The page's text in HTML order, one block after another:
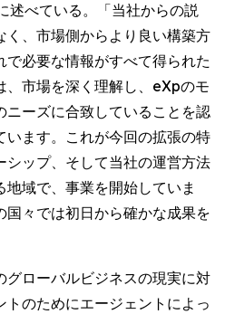
べている。「当社からの説
く、市場側からより良い構築方
必要な情報がすべて得られた
、市場を深く理解し、eXpのモ
ニーズに合致していることを認
います。これが今回の拡張の特
シップ、そして当社の運営方法
域で、事業を開始していま
々では初日から確かな成果を
グローバルビジネスの現実に対
のためにエージェントによっ